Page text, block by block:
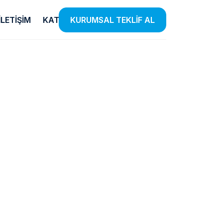
KATALOGKURUMSAL TEKLİF AL